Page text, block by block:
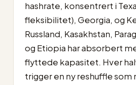
hashrate, konsentrert i
fleksibilitet), Georgia, og
Russland, Kasakhstan,
og Etiopia har absorbert
flyttede kapasitet. Hver
trigger en ny reshuffle